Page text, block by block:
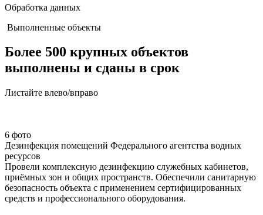
Обработка данных
Выполненные объекты
Более 500 крупных объектов
выполнены и сданы в срок
Листайте влево/вправо
6 фото
Дезинфекция помещений Федерального агентства водных
ресурсов
Провели комплексную дезинфекцию служебных кабинетов,
приёмных зон и общих пространств. Обеспечили санитарную
безопасность объекта с применением сертифицированных
средств и профессионального оборудования.